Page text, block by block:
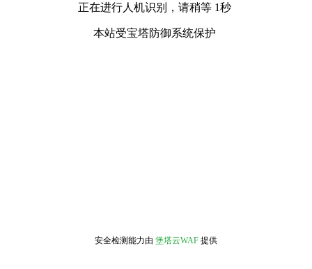
正在进行人机识别，请稍等 1秒
本站受宝塔防御系统保护
安全检测能力由 堡塔云WAF 提供